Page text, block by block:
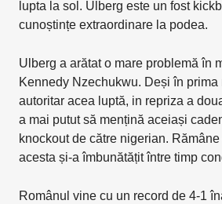
lupta la sol. Ulberg este un fost
cunoștințe extraordinare la podea.
Ulberg a arătat o mare problemă în
Kennedy Nzechukwu. Deși în prima
autoritar acea luptă, in repriza a
a mai putut să mențină aceiași
knockout de către nigerian.
acesta și-a îmbunătățit între timp
Românul vine cu un record de 4-1